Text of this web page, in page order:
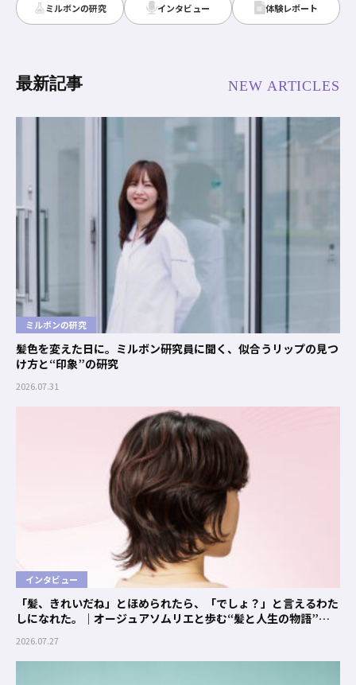
ミルボンの研究 インタビュー 体験レポート
最新記事 NEW ARTICLES
ミルボンの研究
髪色を変えた日に。ミルボン研究員に聞く、似合うリップの見つ
け方と“印象”の研究
2026.07.31
インタビュー
「髪、きれいだね」とほめられたら、「でしょ？」と言えるわた
しになれた。｜オージュアソムリエと歩む“髪と人生の物語”
2026.07.27